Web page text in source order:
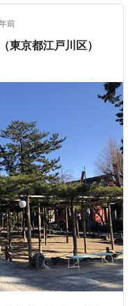
しいです。また影向の
倒的な存在感があり
小岩2-24-2 JR総武本
前
東京都江戸川区）